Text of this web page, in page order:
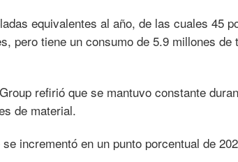
equivalentes al año, de las cuales 45
pero tiene un consumo de 5.9 millones de
refirió que se mantuvo constante
de material.
incrementó en un punto porcentual de